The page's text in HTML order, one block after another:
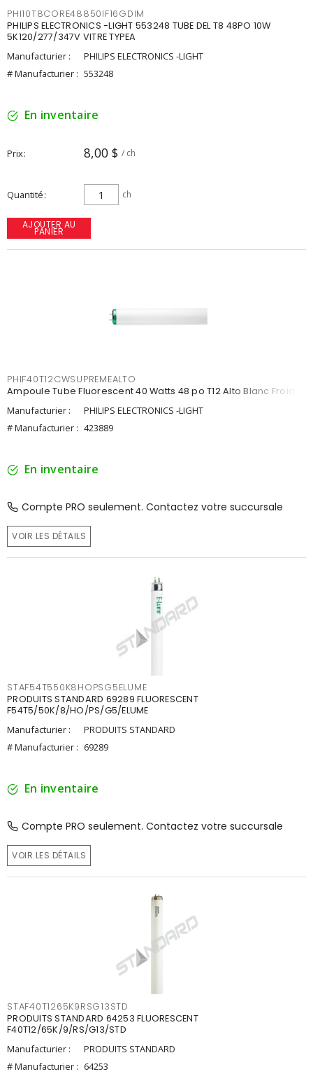
PHI10T8CORE48850IF16GDIM
PHILIPS ELECTRONICS -LIGHT 553248 TUBE DEL T8 48PO 10W
5K120/277/347V VITRE TYPEA
Manufacturier :
PHILIPS ELECTRONICS -LIGHT
# Manufacturier : 553248
En inventaire
Prix 8,00 $ / ch
Quantité ch
AJOUTER AU
PANIER
PHIF40T12CWSUPREMEALTO
Ampoule Tube Fluorescent 40 Watts 48 po T12 Alto Blanc Froid
Manufacturier :
PHILIPS ELECTRONICS -LIGHT
# Manufacturier : 423889
En inventaire
Compte PRO seulement. Contactez votre succursale
VOIR LES DÉTAILS
STAF54T550K8HOPSG5ELUME
PRODUITS STANDARD 69289 FLUORESCENT
F54T5/50K/8/HO/PS/G5/ELUME
Manufacturier :
PRODUITS STANDARD
# Manufacturier : 69289
En inventaire
Compte PRO seulement. Contactez votre succursale
VOIR LES DÉTAILS
STAF40T1265K9RSG13STD
PRODUITS STANDARD 64253 FLUORESCENT
F40T12/65K/9/RS/G13/STD
Manufacturier :
PRODUITS STANDARD
# Manufacturier : 64253